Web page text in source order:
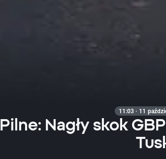
11:03 · 11
Pilne: Nagły skok